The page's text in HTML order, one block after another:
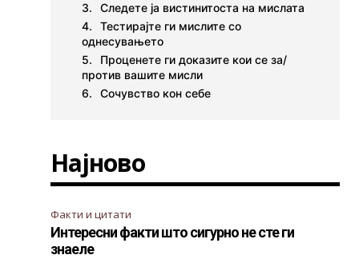
Следете ја вистинитоста на мислата
Тестирајте ги мислите со
однесувањето
Проценете ги доказите кои се за/
против вашите мисли
Сочувство кон себе
Најново
Факти и цитати
Интересни факти што сигурно не сте ги
знаеле